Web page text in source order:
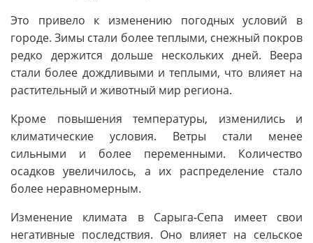
Это привело к изменению погодных условий в
городе. Зимы стали более теплыми, снежный покров
редко держится дольше нескольких дней. Веера
стали более дождливыми и теплыми, что влияет на
растительный и животный мир региона.
Кроме повышения температуры, изменились и
климатические условия. Ветры стали менее
сильными и более переменными. Количество
осадков увеличилось, а их распределение стало
более неравномерным.
Изменение климата в Сарыга-Сепа имеет свои
негативные последствия. Оно влияет на сельское